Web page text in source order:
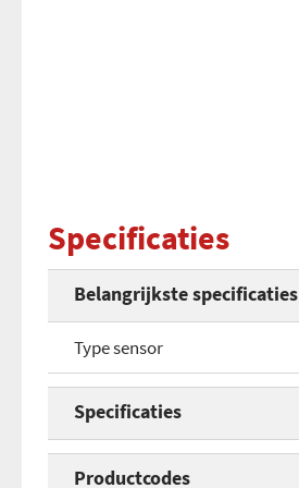
Specificaties
Belangrijkste specificaties
Type sensor
Specificaties
Type sensor
Productcodes